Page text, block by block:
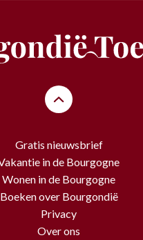
Gratis nieuwsbrief
in de Bourgogne
Wonen in de Bourgogne
Boeken over Bourgondië
Privacy
Over ons